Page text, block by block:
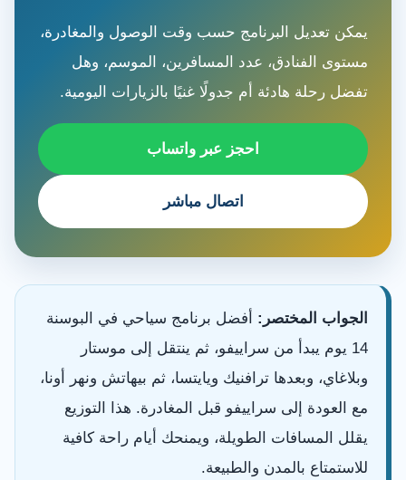
يمكن تعديل البرنامج حسب وقت الوصول والمغادرة،
مستوى الفنادق، عدد المسافرين، الموسم، وهل
تفضل رحلة هادئة أم جدولًا غنيًا بالزيارات اليومية.
احجز عبر واتساب
اتصال مباشر
الجواب المختصر: أفضل برنامج سياحي في البوسنة
14 يوم يبدأ من سراييفو، ثم ينتقل إلى موستار
وبلاغاي، وبعدها ترافنيك ويايتسا، ثم بيهاتش ونهر أونا،
مع العودة إلى سراييفو قبل المغادرة. هذا التوزيع
يقلل المسافات الطويلة، ويمنحك أيام راحة كافية
للاستمتاع بالمدن والطبيعة.